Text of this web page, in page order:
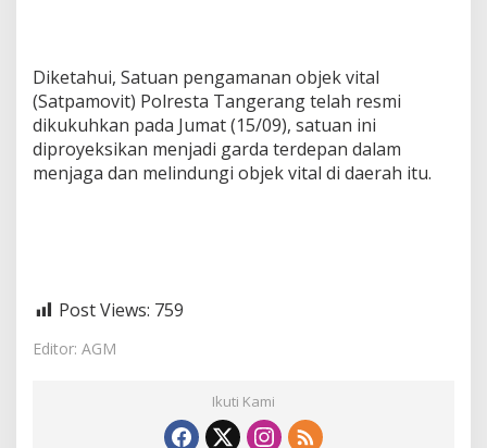
Diketahui, Satuan pengamanan objek vital
(Satpamovit) Polresta Tangerang telah resmi
dikukuhkan pada Jumat (15/09), satuan ini
diproyeksikan menjadi garda terdepan dalam
menjaga dan melindungi objek vital di daerah itu.
Post Views: 759
Editor: AGM
Ikuti Kami